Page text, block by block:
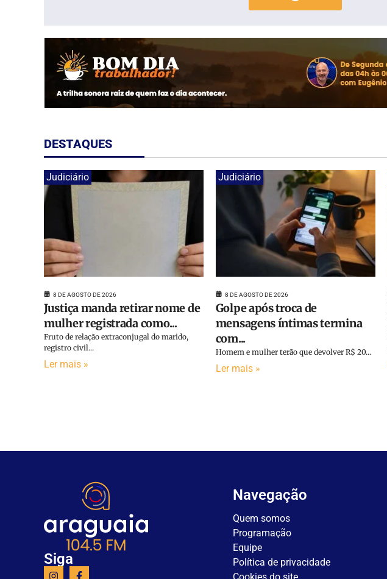
DESTAQUES
Judiciário
8 DE AGOSTO DE 2026
Justiça manda retirar nome de
mulher registrada como...
Fruto de relação extraconjugal do marido,
registro civil...
Ler mais »
Judiciário
8 DE AGOSTO DE 2026
Golpe após troca de
mensagens íntimas termina
com...
Homem e mulher terão que devolver R$ 20...
Ler mais »
Siga
Navegação
Quem somos
Programação
Equipe
Política de privacidade